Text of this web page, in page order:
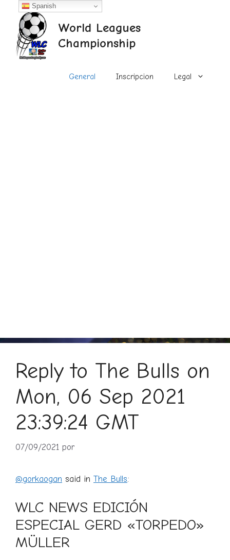
contenido
World Leagues
Championship
General Inscripcion Legal
Reply to The Bulls on
Mon, 06 Sep 2021
23:39:24 GMT
07/09/2021 por
@gorkaogan said in The Bulls:
WLC NEWS EDICIÓN
ESPECIAL GERD «TORPEDO»
MÜLLER
Spanish